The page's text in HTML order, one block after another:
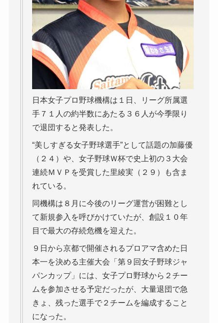
日本女子プロ野球機構は１日、リーグ所属選
手７１人の約半数にあたる３６人が今季限り
で退団すると発表した。
“美しすぎる女子野球選手”として話題の加藤優
（２４）や、女子野球Ｗ杯で史上初の３大会
連続ＭＶＰを受賞した里綾実（２９）も含ま
れている。
同機構は８月に今後のリーグ運営が困難とし
て新規参入を呼びかけていたが、創設１０年
目で最大の存続危機を迎えた。
９日から京都で開催されるプロアマ含めた日
本一を決める主催大会「第９回女子野球ジャ
パンカップ」には、女子プロ野球から２チー
ムを参加させる予定だったが、大量退団で急
きょ、残った選手で２チームを編成すること
になった。